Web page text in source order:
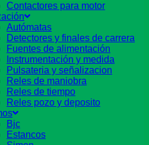
Contactores para motor
Autómatas
Detectores y finales de carrera
Fuentes de alimentación
Instrumentación y medida
Pulsateria y señalizacion
Reles de maniobra
Reles de tiempo
Reles pozo y deposito
Bjc
Estancos